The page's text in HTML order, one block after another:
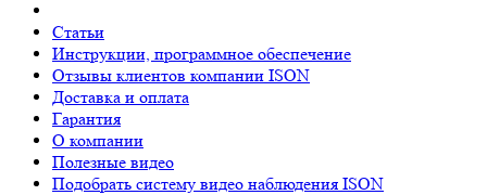
Статьи
Инструкции, программное обеспечение
Отзывы клиентов компании ISON
Доставка и оплата
Гарантия
О компании
Полезные видео
Подобрать систему видео наблюдения ISON